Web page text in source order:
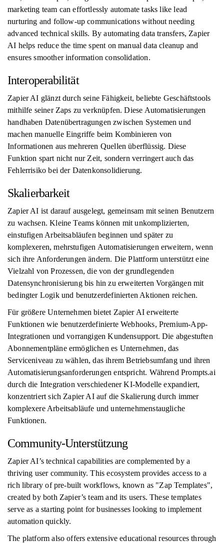
marketing team can effortlessly automate tasks like lead
nurturing and follow-up communications without needing
advanced technical skills. By automating data transfers, Zapier
AI helps reduce the time spent on manual data cleanup and
ensures smoother information consolidation.
Interoperabilität
Zapier AI glänzt durch seine Fähigkeit, beliebte Geschäftstools
mithilfe seiner Zaps zu verknüpfen. Diese Automatisierungen
handhaben Datenübertragungen zwischen Systemen und
machen manuelle Eingriffe beim Kombinieren von
Informationen aus mehreren Quellen überflüssig. Diese
Funktion spart nicht nur Zeit, sondern verringert auch das
Fehlerrisiko bei der Datenkonsolidierung.
Skalierbarkeit
Zapier AI ist darauf ausgelegt, gemeinsam mit seinen Benutzern
zu wachsen. Kleine Teams können mit unkomplizierten,
einstufigen Arbeitsabläufen beginnen und später zu
komplexeren, mehrstufigen Automatisierungen erweitern, wenn
sich ihre Anforderungen ändern. Die Plattform unterstützt eine
Vielzahl von Prozessen, die von der grundlegenden
Datensynchronisierung bis hin zu erweiterten Vorgängen mit
bedingter Logik und benutzerdefinierten Aktionen reichen.
Für größere Unternehmen bietet Zapier AI erweiterte
Funktionen wie benutzerdefinierte Webhooks, Premium-App-
Integrationen und vorrangigen Kundensupport. Die abgestuften
Abonnementpläne ermöglichen es Unternehmen, das
Serviceniveau zu wählen, das ihrem Betriebsumfang und ihren
Automatisierungsanforderungen entspricht. Während Prompts.ai
durch die Integration verschiedener KI-Modelle expandiert,
konzentriert sich Zapier AI auf die Skalierung durch immer
komplexere Arbeitsabläufe und unternehmenstaugliche
Funktionen.
Community-Unterstützung
Zapier AI’s technical capabilities are complemented by a
thriving user community. This ecosystem provides access to a
rich library of pre-built workflows, known as "Zap Templates",
created by both Zapier’s team and its users. These templates
serve as a starting point for businesses looking to implement
automation quickly.
The platform also offers extensive educational resources through